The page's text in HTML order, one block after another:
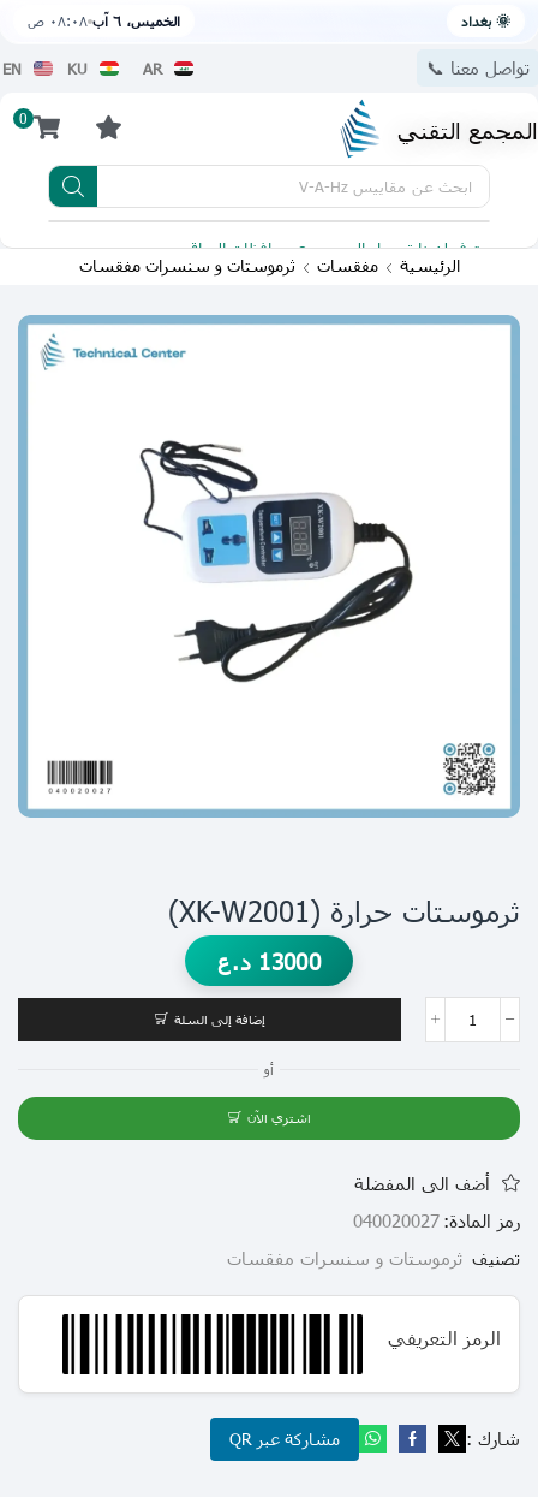
🌞 بغداد الخميس، ٦ آب ٠٨:٠٨ ص
تواصل معنا 📞 AR
KU
EN
المجمع التقني 0
ابحث عن مقاييس V-A-Hz
يتوفر لدينا توصيل الى جميع محافظات العراق
الرئيسية مفقسات ثرموستات و سنسرات مفقسات
ثرموستات حرارة (XK-W2001)
13000 د.ع
إضافة إلى السلة
أو
اشتري الآن
أضف الى المفضلة
رمز المادة: 040020027
تصنيف ثرموستات و سنسرات مفقسات
الرمز التعريفي
شارك : مشاركة عبر QR